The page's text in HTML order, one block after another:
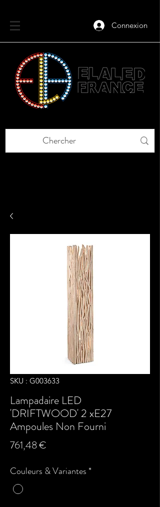
Connexion
SKU : G003633
Lampadaire LED
'DRIFTWOOD' 2 xE27
Ampoules Non Fourni
761,48 €
Couleurs & Variantes*